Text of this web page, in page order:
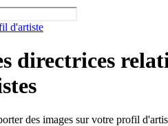
d'artiste
directrices
des images sur votre profil